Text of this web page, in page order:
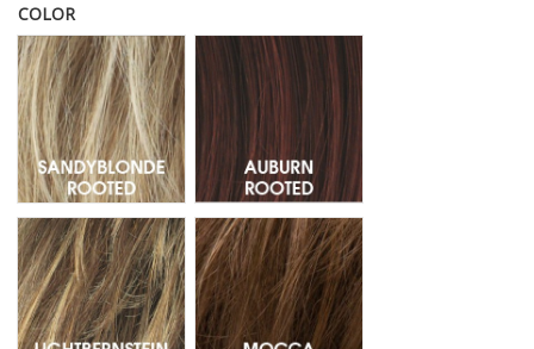
COLOR
Sandyblonde Rooted - Raíz oscura 16.22.14
Lightbernstein Rooted - Raiz Oscura 27.12.26
Mocca Rooted - Raiz Oscura